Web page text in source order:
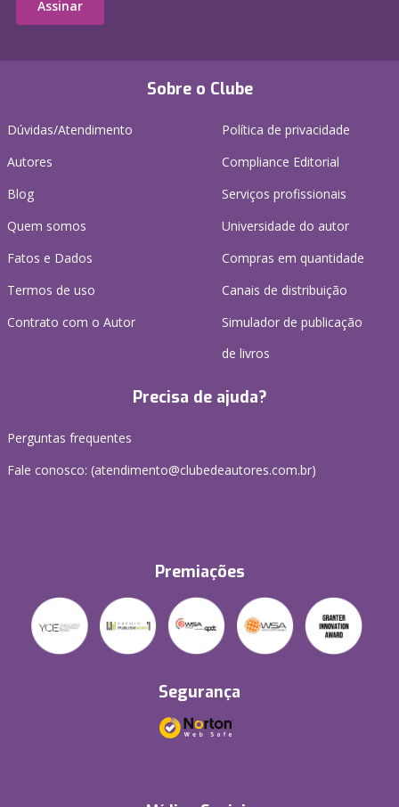
Sobre o Clube
Dúvidas/Atendimento
Autores
Blog
Quem somos
Fatos e Dados
Termos de uso
Contrato com o Autor
Política de privacidade
Compliance Editorial
Serviços profissionais
Universidade do autor
Compras em quantidade
Canais de distribuição
Simulador de publicação
de livros
Precisa de ajuda?
Perguntas frequentes
Fale conosco: (atendimento@clubedeautores.com.br)
Premiações
Segurança
Assinar